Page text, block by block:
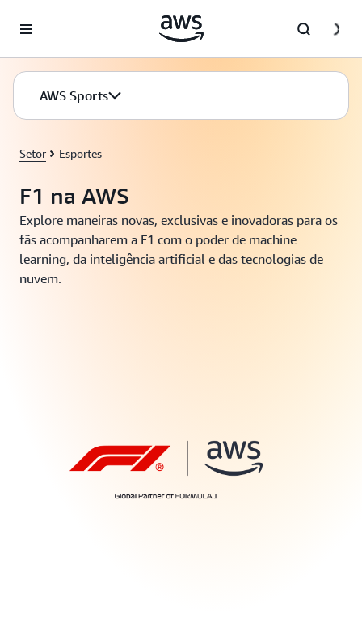
Pular para o conteúdo principal
AWS Sports
Setor Esportes
F1 na AWS
Explore maneiras novas, exclusivas e inovadoras para os
fãs acompanharem a F1 com o poder de machine
learning, da inteligência artificial e das tecnologias de
nuvem.